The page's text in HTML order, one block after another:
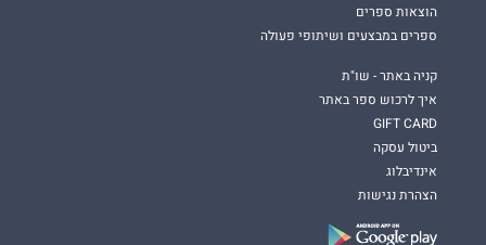
הוצאות ספרים
ספרים במבצעים ושיתופי פעולה
קניה באתר - שו"ת
איך לרכוש ספר באתר
GIFT CARD
ביטול עסקה
אינדיבלוג
הצהרת נגישות